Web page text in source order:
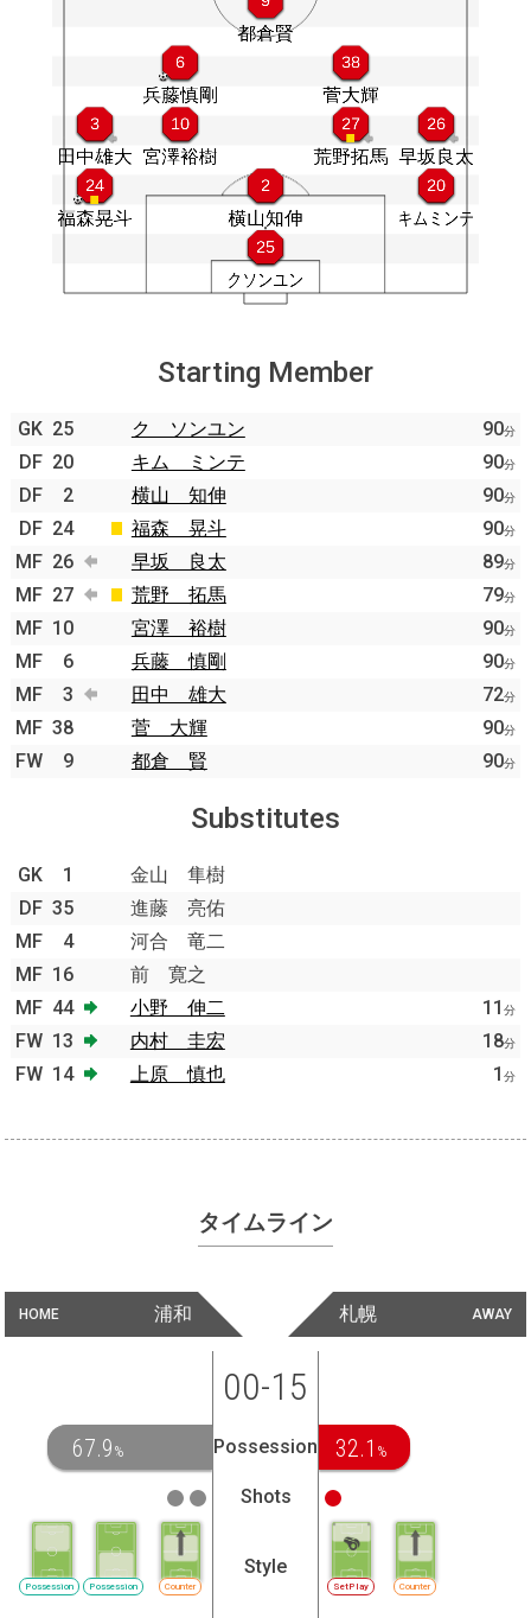
Starting Member
GK 25 ク ソンユン 90分
DF 20 キム ミンテ 90分
DF 2 横山 知伸 90分
DF 24 福森 晃斗 90分
MF 26 早坂 良太 89分
MF 27 荒野 拓馬 79分
MF 10 宮澤 裕樹 90分
MF 6 兵藤 慎剛 90分
MF 3 田中 雄大 72分
MF 38 菅 大輝 90分
FW 9 都倉 賢 90分
Substitutes
GK 1
金山 隼樹
DF 35
進藤 亮佑
MF
4
河合 竜二
MF 16
前 寛之
MF 44 小野 伸二 11 分
FW 13 内村 圭宏 18分
FW 14 上原 慎也 1 分
タイムライン
HOME 浦和 AWAY
札幌
00-15
67.9 % Possession 32.1 %
Shots
Counter
Possession
Possession
Style
SetPlay Counter